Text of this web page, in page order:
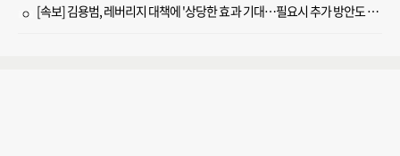
[속보] 김용범, 레버리지 대책에 '상당한 효과 기대…필요시 추가 방안도 검토'